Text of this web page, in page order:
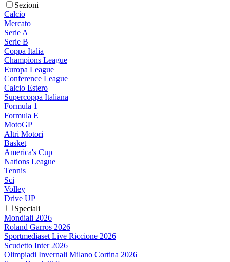
Sezioni
Calcio
Mercato
Serie A
Serie B
Coppa Italia
Champions League
Europa League
Conference League
Calcio Estero
Supercoppa Italiana
Formula 1
Formula E
MotoGP
Altri Motori
Basket
America's Cup
Nations League
Tennis
Sci
Volley
Drive UP
Speciali
Mondiali 2026
Roland Garros 2026
Sportmediaset Live Riccione 2026
Scudetto Inter 2026
Olimpiadi Invernali Milano Cortina 2026